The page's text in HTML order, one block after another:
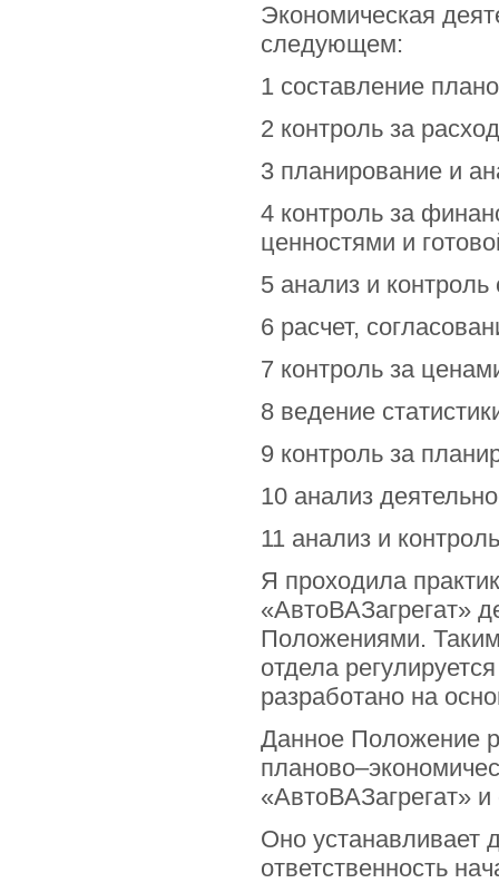
Экономическая
следующем:
1 составление
2 контроль за
3 планирование и
4 контроль за
ценностями и
5 анализ и
6 расчет,
7 контроль за
8 ведение
9 контроль за
10 анализ
11 анализ и
Я проходила
«АвтоВАЗагрегат»
Положениями. Таким
отдела
разработано на
Данное Положение
«АвтоВАЗагрегат»
Оно устанавливает
ответственность